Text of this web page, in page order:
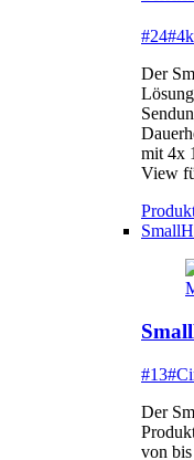
#24#4k
Der
mit 4x
View
#13
Der
von